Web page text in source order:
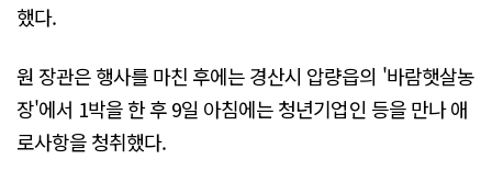
했다.
원 장관은 행사를 마친 후에는 경산시 압량읍의 '바람햇살농
장'에서 1박을 한 후 9일 아침에는 청년기업인 등을 만나 애
로사항을 청취했다.